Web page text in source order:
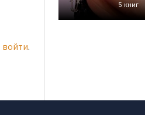
войти.
5 книг